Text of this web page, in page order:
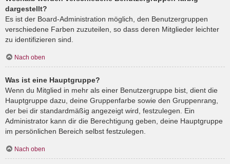
dargestellt?
Es ist der Board-Administration möglich, den Benutzergruppen
verschiedene Farben zuzuteilen, so dass deren Mitglieder leichter
zu identifizieren sind.
Nach oben
Was ist eine Hauptgruppe?
Wenn du Mitglied in mehr als einer Benutzergruppe bist, dient die
Hauptgruppe dazu, deine Gruppenfarbe sowie den Gruppenrang,
der bei dir standardmäßig angezeigt wird, festzulegen. Ein
Administrator kann dir die Berechtigung geben, deine Hauptgruppe
im persönlichen Bereich selbst festzulegen.
Nach oben